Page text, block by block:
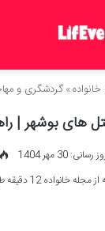
» گردشگری و
های بوشهر |
30 مهر 1404
12 دقیقه طول خواهد کشید